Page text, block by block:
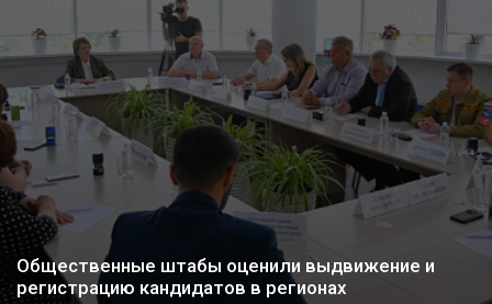
Общественные штабы оценили выдвижение и
регистрацию кандидатов в регионах